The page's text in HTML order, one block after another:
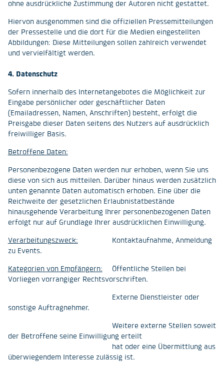
ohne ausdrückliche Zustimmung der Autoren nicht gestattet.
Hiervon ausgenommen sind die offiziellen Pressemitteilungen
der Pressestelle und die dort für die Medien eingestellten
Abbildungen: Diese Mitteilungen sollen zahlreich verwendet
und vervielfältigt werden.
4. Datenschutz
Sofern innerhalb des Internetangebotes die Möglichkeit zur
Eingabe persönlicher oder geschäftlicher Daten
(Emailadressen, Namen, Anschriften) besteht, erfolgt die
Preisgabe dieser Daten seitens des Nutzers auf ausdrücklich
freiwilliger Basis.
Betroffene Daten:
Personenbezogene Daten werden nur erhoben, wenn Sie uns
diese von sich aus mitteilen. Darüber hinaus werden zusätzlich
unten genannte Daten automatisch erhoben. Eine über die
Reichweite der gesetzlichen Erlaubnistatbestände
hinausgehende Verarbeitung Ihrer personenbezogenen Daten
erfolgt nur auf Grundlage Ihrer ausdrücklichen Einwilligung.
Verarbeitungszweck:
Kontaktaufnahme, Anmeldung
zu Events.
Kategorien von Empfängern:
Öffentliche Stellen bei
Vorliegen vorrangiger Rechtsvorschriften.
Externe Dienstleister oder
sonstige Auftragnehmer.
Weitere externe Stellen soweit
der Betroffene seine Einwilligung erteilt
hat oder eine Übermittlung aus
überwiegendem Interesse zulässig ist.